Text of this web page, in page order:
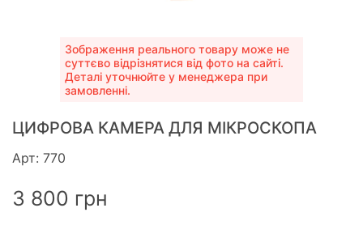
Зображення реального товару може не
суттєво відрізнятися від фото на сайті.
Деталі уточнюйте у менеджера при
замовленні.
ЦИФРОВА КАМЕРА ДЛЯ МІКРОСКОПА
Арт: 770
3 800 грн